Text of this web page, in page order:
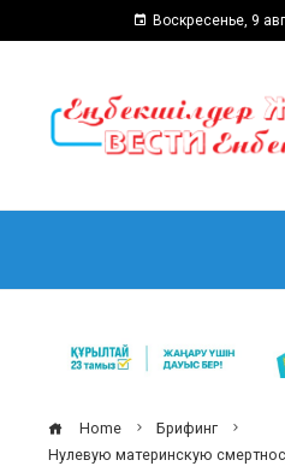
Воскресенье, 9
Home
Брифинг
Нулевую материнскую